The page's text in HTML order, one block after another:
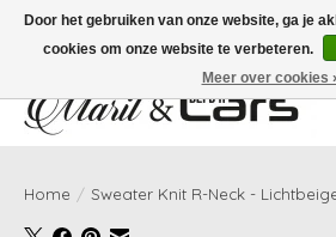
Gratis verzending vanaf €99,- | Voor 16:00 uur
Home / Sweater Knit R-Neck -
Door het gebruiken van onze website, ga je
cookies om onze website te verbeteren.
Meer over cookies